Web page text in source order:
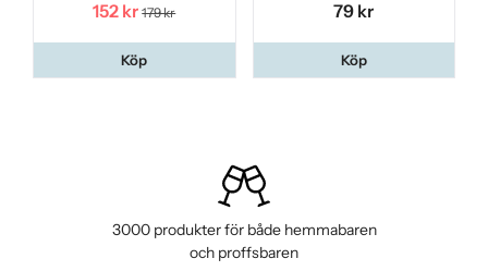
152 kr 179 kr
Köp
79 kr
Köp
3000 produkter för både hemmabaren
och proffsbaren